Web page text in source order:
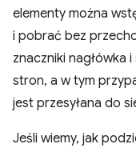
elementy można
i pobrać bez
znaczniki nagłówka
stron, a w tym
jest przesyłana do
Jeśli wiemy, jak